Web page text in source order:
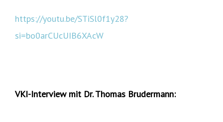
https://youtu.be/STiSl0f1y28?
si=bo0arCUcUIB6XAcW
VKI-Interview mit Dr. Thomas Brudermann: